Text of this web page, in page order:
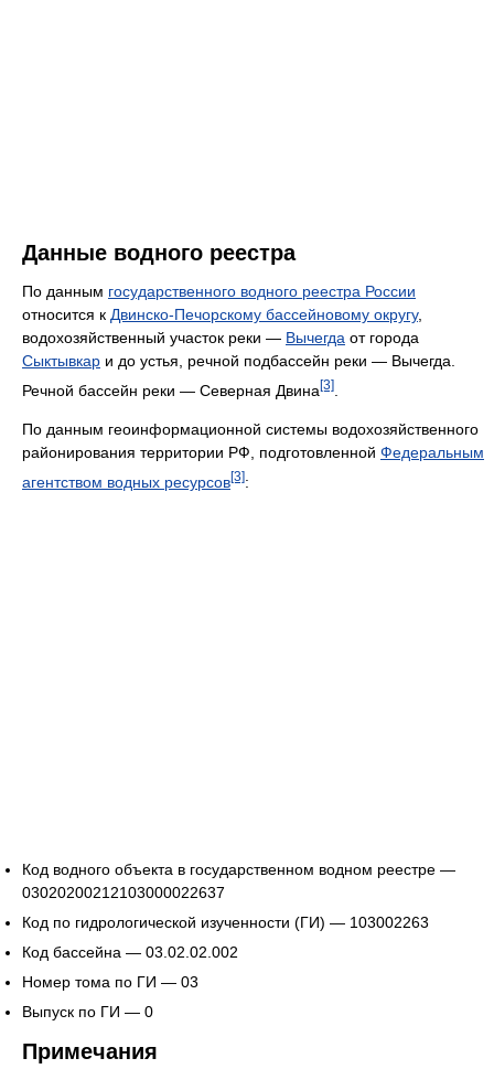
Данные водного реестра
По данным государственного водного реестра России
относится к Двинско-Печорскому бассейновому округу,
водохозяйственный участок реки — Вычегда от города
Сыктывкар и до устья, речной подбассейн реки — Вычегда.
Речной бассейн реки — Северная Двина[3]
По данным геоинформационной системы водохозяйственного
районирования территории РФ, подготовленной Федеральным
агентством водных ресурсов[3]:
Код водного объекта в государственном водном реестре —
03020200212103000022637
Код по гидрологической изученности (ГИ) — 103002263
Код бассейна — 03.02.02.002
Номер тома по ГИ — 03
Выпуск по ГИ — 0
Примечания